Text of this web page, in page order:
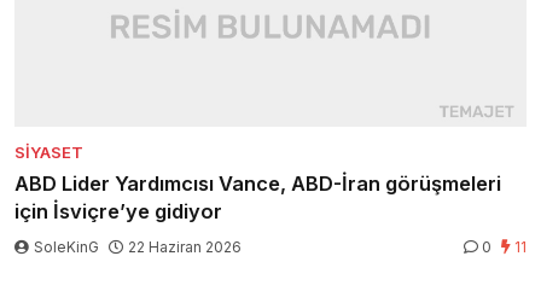
SIYASET
ABD Lider Yardımcısı Vance, ABD-İran görüşmeleri
için İsviçre’ye gidiyor
SoleKinG 22 Haziran 2026 0 11